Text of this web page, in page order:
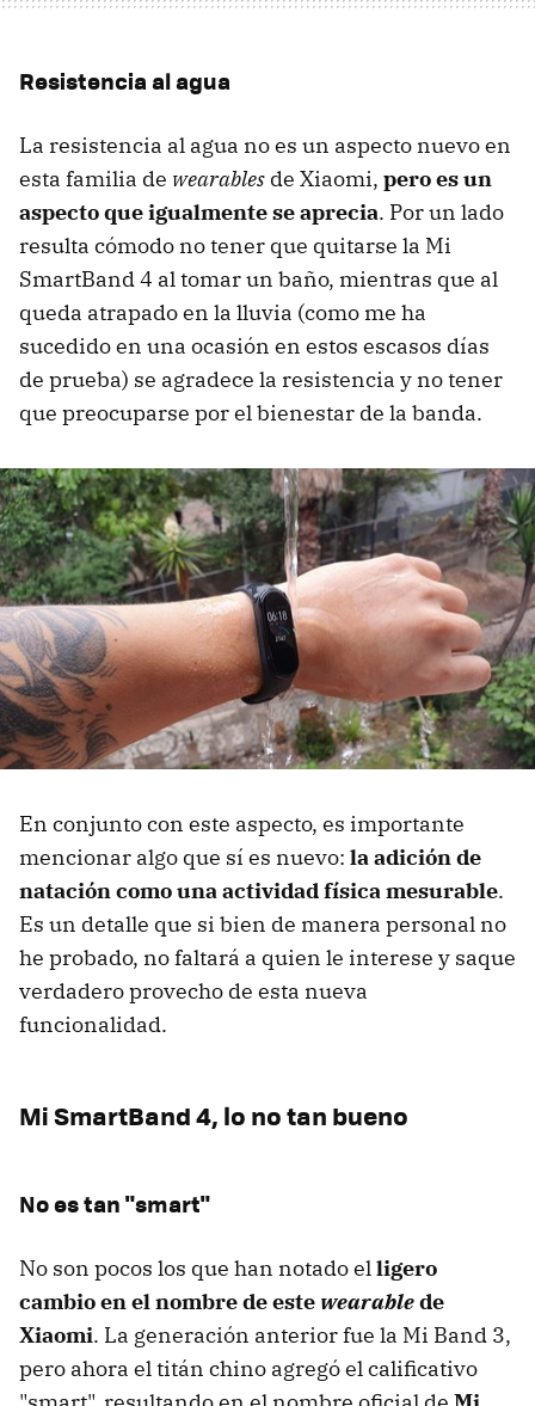
Resistencia al agua
La resistencia al agua no es un aspecto nuevo en
esta familia de wearables de Xiaomi, pero es un
aspecto que igualmente se aprecia. Por un lado
resulta cómodo no tener que quitarse la Mi
SmartBand 4 al tomar un baño, mientras que al
queda atrapado en la lluvia (como me ha
sucedido en una ocasión en estos escasos días
de prueba) se agradece la resistencia y no tener
que preocuparse por el bienestar de la banda.
En conjunto con este aspecto, es importante
mencionar algo que sí es nuevo: la adición de
natación como una actividad física mesurable.
Es un detalle que si bien de manera personal no
he probado, no faltará a quien le interese y saque
verdadero provecho de esta nueva
funcionalidad.
Mi SmartBand 4, lo no tan bueno
No es tan "smart"
No son pocos los que han notado elligero
cambio en el nombre de este wearablede
Xiaomi. La generación anterior fue la Mi Band 3,
pero ahora el titán chino agregó el calificativo